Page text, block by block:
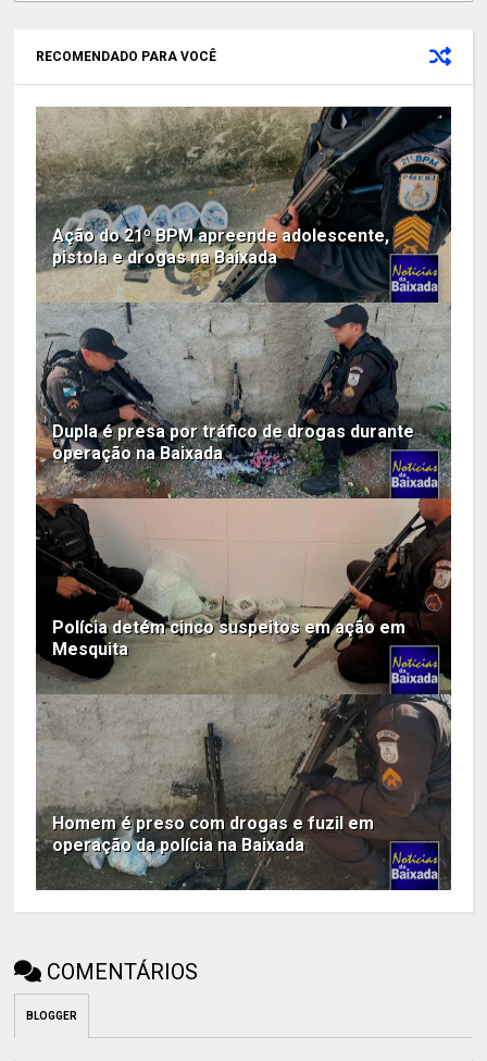
RECOMENDADO PARA VOCÊ
Ação do 21º BPM apreende adolescente,
pistola e drogas na Baixada
Dupla é presa por tráfico de drogas durante
operação na Baixada
Polícia detém cinco suspeitos em ação em
Mesquita
Homem é preso com drogas e fuzil em
operação da polícia na Baixada
COMENTÁRIOS
BLOGGER